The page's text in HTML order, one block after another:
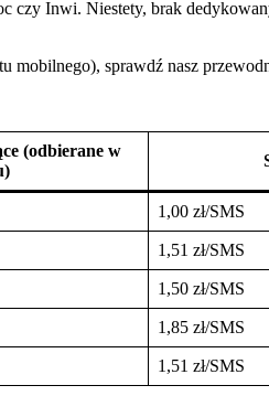
czy Inwi. Niestety, brak
mobilnego), sprawdź nasz
(odbierane w
1,00 zł/SMS
1,51 zł/SMS
1,50 zł/SMS
1,85 zł/SMS
1,51 zł/SMS